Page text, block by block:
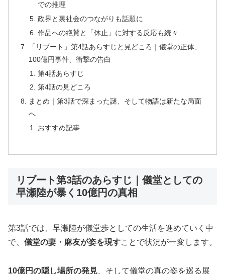
での推理
政界と裏社会のつながりも話題に
作品への絶賛と「休止」に対する反応も続々
「リブート」第4話あらすじと見どころ｜儀堂の正体、
100億円事件、衝撃の告白
第4話あらすじ
第4話の見どころ
まとめ｜第3話で深まった謎、そして物語は新たな局面
へ
おすすめ記事
リブート第3話のあらすじ｜儀堂としての
早瀬陸が暴く10億円の真相
第3話では、早瀬陸が儀堂歩としての生活を進めていく中
で、 儀堂の妻・麻友が姿を現すことで状況が一変します。
10億円の隠し場所の発見 、そして儀堂の真の姿を巡る展